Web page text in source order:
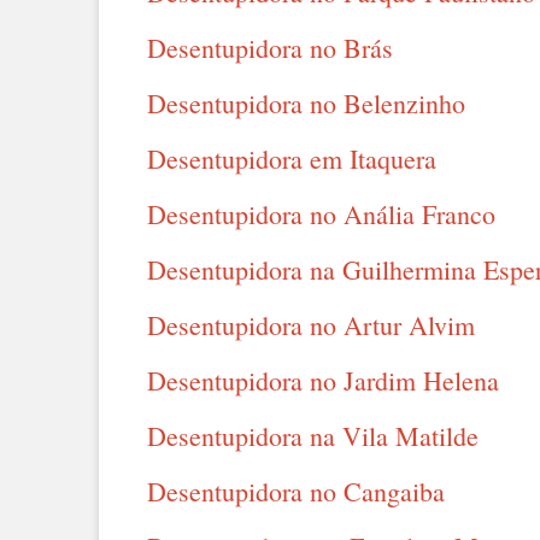
Desentupidora no Brás
Desentupidora no Belenzinho
Desentupidora em Itaquera
Desentupidora no Anália Franco
Desentupidora na Guilhermina
Desentupidora no Artur Alvim
Desentupidora no Jardim Helena
Desentupidora na Vila Matilde
Desentupidora no Cangaiba